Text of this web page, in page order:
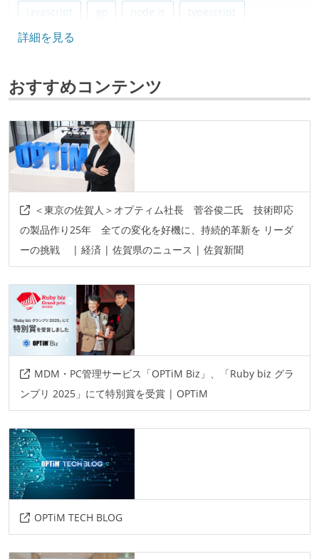
javascript
go node.js
typescript
python
gin
ruby-on-rails react.js
データベース
mysql
postgresql
ソースコード管理
git
プロジェクト管理
情報共有ツール
slack
詳細を見る
おすすめコンテンツ
＜東京の佐賀人＞オプティム社長 菅谷俊二氏 技術即応
の製品作り25年 全ての変化を好機に、持続的革新を リーダ
ーの挑戦 | 経済 | 佐賀県のニュース | 佐賀新聞
MDM・PC管理サービス「OPTiM Biz」、「Ruby biz グラ
ンプリ 2025」にて特別賞を受賞 | OPTiM
OPTiM TECH BLOG